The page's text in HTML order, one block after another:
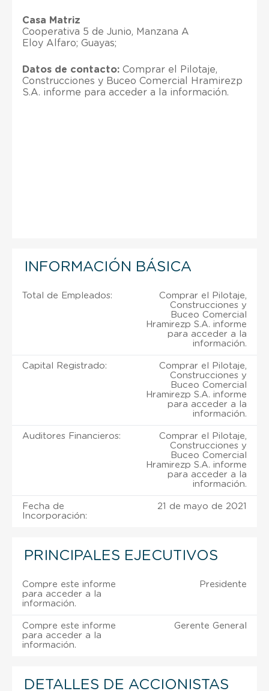
Casa Matriz
Cooperativa 5 de Junio, Manzana A
Eloy Alfaro; Guayas;
Datos de contacto: Comprar el Pilotaje,
Construcciones y Buceo Comercial Hramirezp
S.A. informe para acceder a la información.
INFORMACIÓN BÁSICA
Total de Empleados:
Comprar el Pilotaje,
Construcciones y
Buceo Comercial
Hramirezp S.A. informe
para acceder a la
información.
Capital Registrado:
Comprar el Pilotaje,
Construcciones y
Buceo Comercial
Hramirezp S.A. informe
para acceder a la
información.
Auditores Financieros:
Comprar el Pilotaje,
Construcciones y
Buceo Comercial
Hramirezp S.A. informe
para acceder a la
información.
Fecha de
Incorporación:
21 de mayo de 2021
PRINCIPALES EJECUTIVOS
Compre este informe
para acceder a la
información.
Presidente
Compre este informe
para acceder a la
información.
Gerente General
DETALLES DE ACCIONISTAS